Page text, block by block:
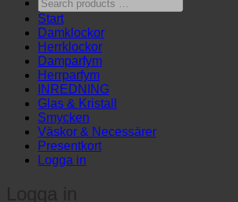
products
…
Start
Damklockor
Herrklockor
Damparfym
Herrparfym
INREDNING
Glas & Kristall
Smycken
Väskor & Necessärer
Presentkort
Logga in